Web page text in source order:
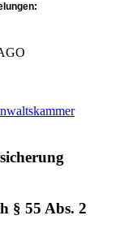
:
§ 55 Abs. 2